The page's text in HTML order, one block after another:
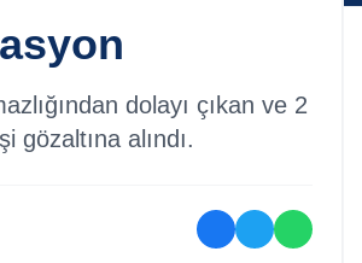
dolayı çıkan ve 2
gözaltına alındı.